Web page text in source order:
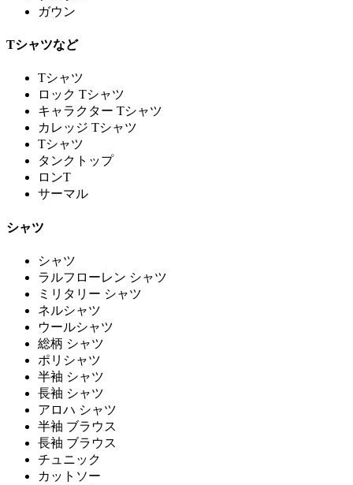
ガウン
Tシャツなど
Tシャツ
ロック Tシャツ
キャラクター Tシャツ
カレッジ Tシャツ
Tシャツ
タンクトップ
ロンT
サーマル
シャツ
シャツ
ラルフローレン シャツ
ミリタリー シャツ
ネルシャツ
ウールシャツ
総柄 シャツ
ポリシャツ
半袖 シャツ
長袖 シャツ
アロハ シャツ
半袖 ブラウス
長袖 ブラウス
チュニック
カットソー